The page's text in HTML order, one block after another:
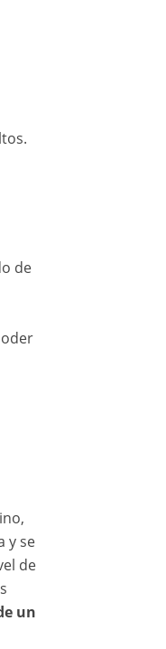
de
y se
de
un